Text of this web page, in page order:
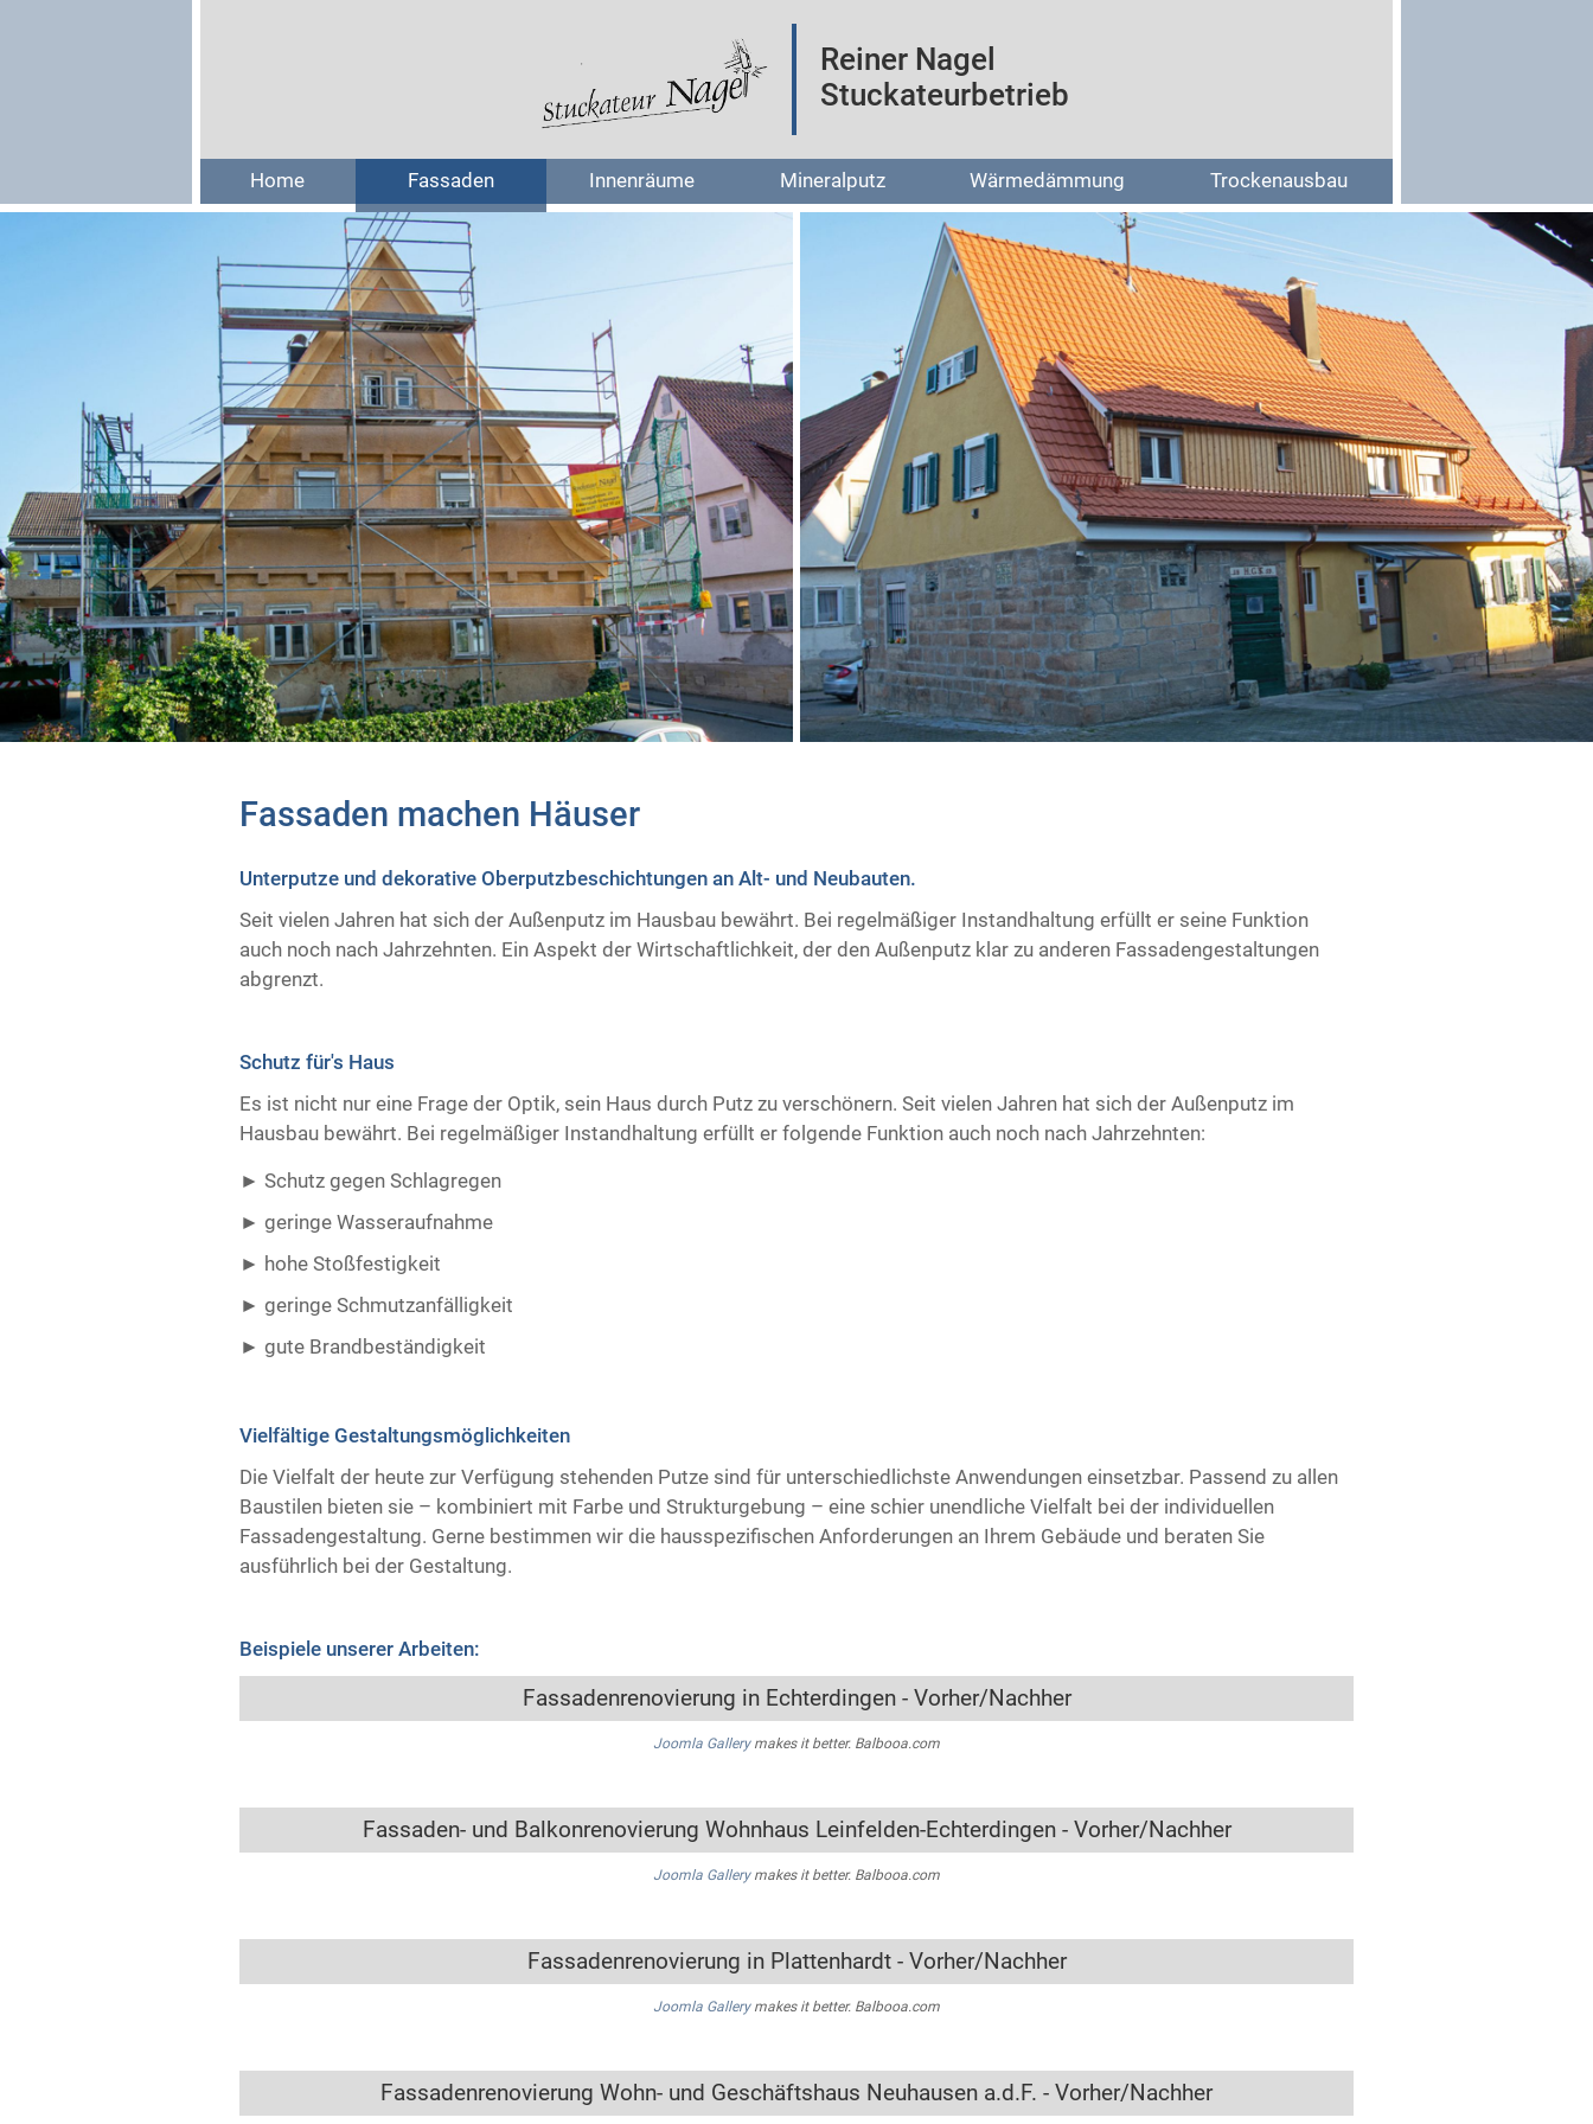
Reiner Nagel
Stuckateurbetrieb
Home Fassaden Innenräume Mineralputz Wärmedämmung Trockenausbau
Fassaden machen Häuser
Unterputze und dekorative Oberputzbeschichtungen an Alt- und Neubauten.
Seit vielen Jahren hat sich der Außenputz im Hausbau bewährt. Bei regelmäßiger Instandhaltung erfüllt er seine Funktion
auch noch nach Jahrzehnten. Ein Aspekt der Wirtschaftlichkeit, der den Außenputz klar zu anderen Fassadengestaltungen
abgrenzt.
Schutz für's Haus
Es ist nicht nur eine Frage der Optik, sein Haus durch Putz zu verschönern. Seit vielen Jahren hat sich der Außenputz im
Hausbau bewährt. Bei regelmäßiger Instandhaltung erfüllt er folgende Funktion auch noch nach Jahrzehnten:
Schutz gegen Schlagregen
geringe Wasseraufnahme
hohe Stoßfestigkeit
geringe Schmutzanfälligkeit
gute Brandbeständigkeit ​ ​
Vielfältige Gestaltungsmöglichkeiten
Die Vielfalt der heute zur Verfügung stehenden Putze sind für unterschiedlichste Anwendungen einsetzbar. Passend zu allen
Baustilen bieten sie – kombiniert mit Farbe und Strukturgebung – eine schier unendliche Vielfalt bei der individuellen
Fassadengestaltung. Gerne bestimmen wir die hausspezifischen Anforderungen an Ihrem Gebäude und beraten Sie
ausführlich bei der Gestaltung.
Beispiele unserer Arbeiten:
Fassadenrenovierung in Echterdingen - Vorher/Nachher
Joomla Gallerymakes it better. Balbooa.com
Fassaden- und Balkonrenovierung Wohnhaus Leinfelden-Echterdingen - Vorher/Nachher
Joomla Gallerymakes it better. Balbooa.com
Fassadenrenovierung in Plattenhardt - Vorher/Nachher
Joomla Gallerymakes it better. Balbooa.com
Fassadenrenovierung Wohn- und Geschäftshaus Neuhausen a.d.F. - Vorher/Nachher